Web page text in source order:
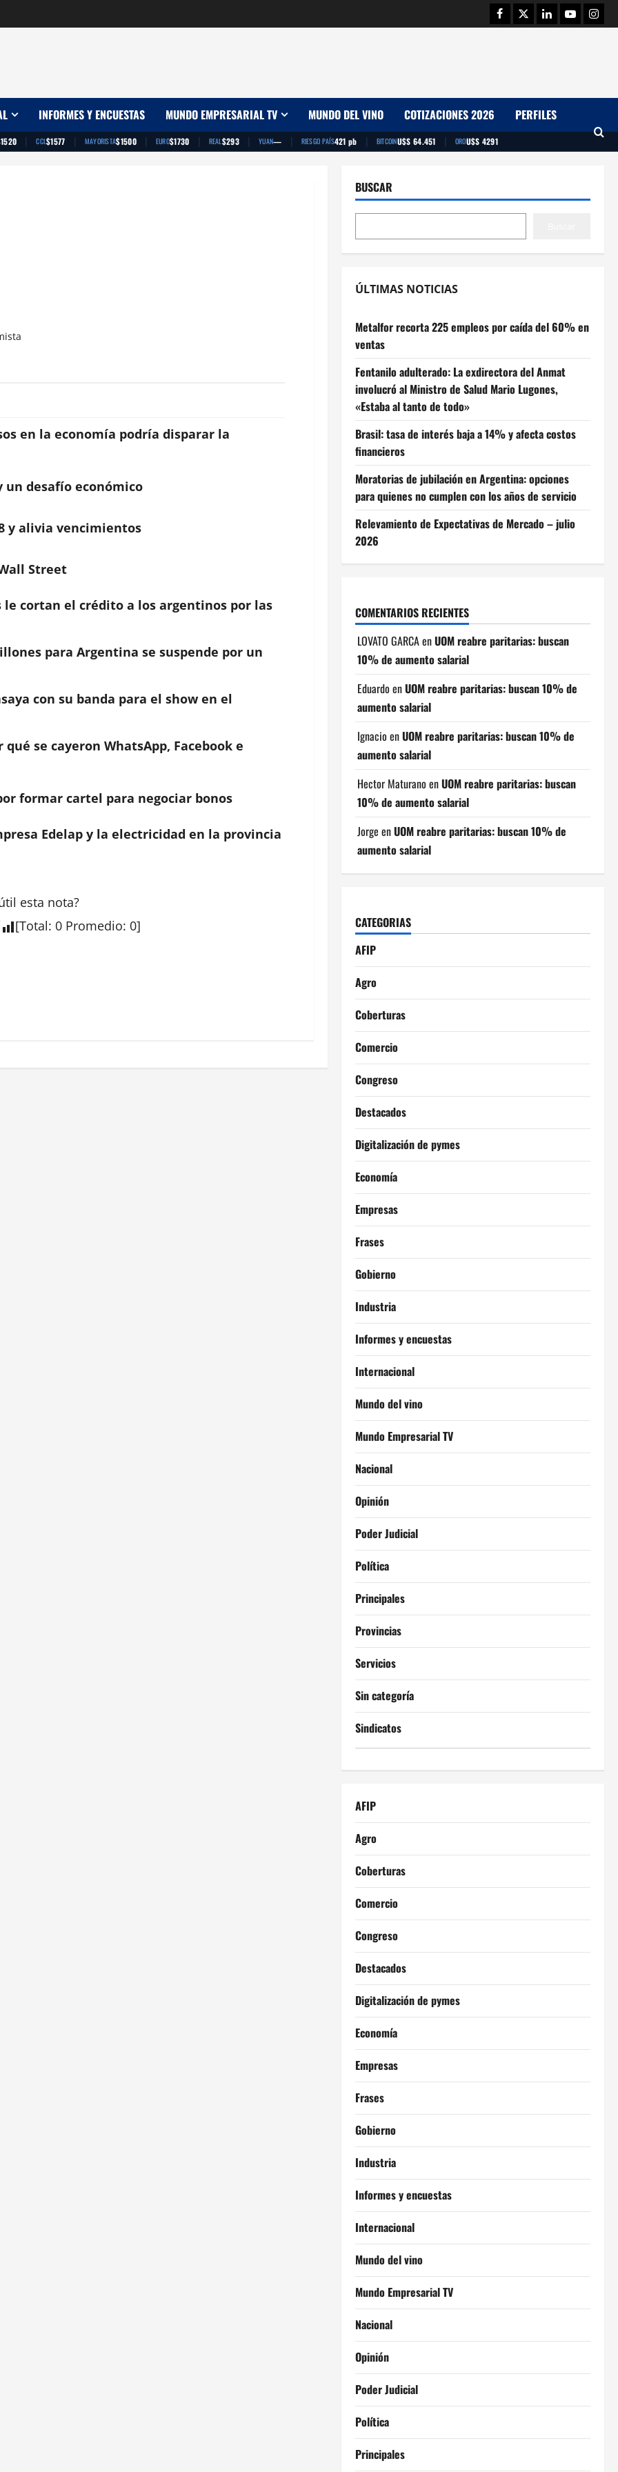
Facebook
TwitterLinkedinYoutube
INFORMES Y ENCUESTAS MUNDO EMPRESARIAL TV MUNDO DEL VINO COTIZACIONES 2026 PERFILES
| CCL$1577 | MAYORISTA$1500 | EURO$1730 | REAL$293 | YUAN— | RIESGO PAÍS421 pb | BITCOINU$S 64.451 | OROU$S 4291
en la economía podría disparar la
un desafío económico
y alivia vencimientos
Street
le cortan el crédito a los argentinos por las
para Argentina se suspende por un
con su banda para el show en el
se cayeron WhatsApp, Facebook e
formar cartel para negociar bonos
Edelap y la electricidad en la provincia
esta nota?
[Total: 0 Promedio: 0]
BUSCAR
ÚLTIMAS NOTICIAS
Metalfor recorta 225 empleos por caída del 60% en
ventas
Fentanilo adulterado: La exdirectora del Anmat
involucró al Ministro de Salud Mario Lugones,
«Estaba al tanto de todo»
Brasil: tasa de interés baja a 14% y afecta costos
financieros
Moratorias de jubilación en Argentina: opciones
para quienes no cumplen con los años de servicio
Relevamiento de Expectativas de Mercado – julio
2026
COMENTARIOS RECIENTES
LOVATO GARCAenUOM reabre paritarias: buscan
10% de aumento salarial
Eduardo enUOM reabre paritarias: buscan 10% de
aumento salarial
Ignacio enUOM reabre paritarias: buscan 10% de
aumento salarial
Hector Maturano enUOM reabre paritarias: buscan
10% de aumento salarial
Jorge enUOM reabre paritarias: buscan 10% de
aumento salarial
CATEGORIAS
AFIP
Agro
Coberturas
Comercio
Congreso
Destacados
Digitalización de pymes
Economía
Empresas
Frases
Gobierno
Industria
Informes y encuestas
Internacional
Mundo del vino
Mundo Empresarial TV
Nacional
Opinión
Poder Judicial
Política
Principales
Provincias
Servicios
Sin categoría
Sindicatos
AFIP
Agro
Coberturas
Comercio
Congreso
Destacados
Digitalización de pymes
Economía
Empresas
Frases
Gobierno
Industria
Informes y encuestas
Internacional
Mundo del vino
Mundo Empresarial TV
Nacional
Opinión
Poder Judicial
Política
Principales